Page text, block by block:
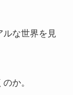
ルな世界を見
か。